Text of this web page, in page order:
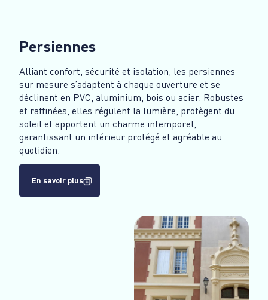
Persiennes
Alliant confort, sécurité et isolation, les persiennes
sur mesure s’adaptent à chaque ouverture et se
déclinent en PVC, aluminium, bois ou acier. Robustes
et raffinées, elles régulent la lumière, protègent du
soleil et apportent un charme intemporel,
garantissant un intérieur protégé et agréable au
quotidien.
En savoir plus